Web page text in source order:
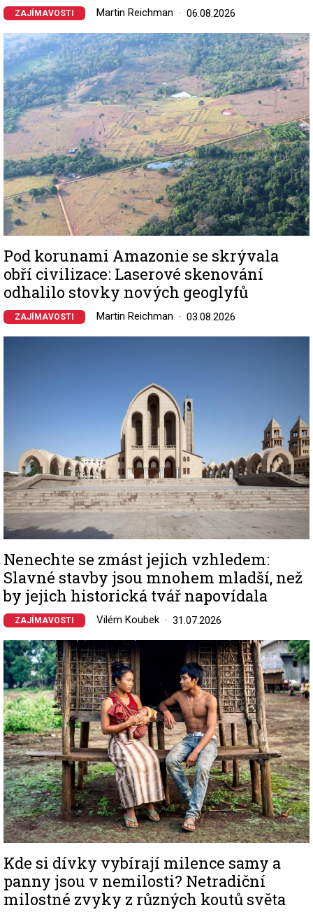
ZAJÍMAVOSTI Martin Reichman 06.08.2026
Image
Pod korunami Amazonie se skrývala
obří civilizace: Laserové skenování
odhalilo stovky nových geoglyfů
ZAJÍMAVOSTI Martin Reichman 03.08.2026
Nenechte se zmást jejich vzhledem:
Slavné stavby jsou mnohem mladší, než
by jejich historická tvář napovídala
ZAJÍMAVOSTI Vilém Koubek 31.07.2026
Image
Kde si dívky vybírají milence samy a
panny jsou v nemilosti? Netradiční
milostné zvyky z různých koutů světa